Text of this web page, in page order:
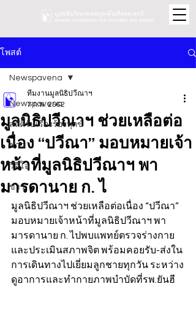
โพสต์
Newspavena
สถิติรับเรื่องร้องทุกข์
ข่าว
วิดีโอ
ข่าว
Newspavena
มูลนิธิปวีณาฯ ช่วยเหลือต่อ
เนื่อง “ปวีณา” มอบหมายเจ้า
หน้าที่มูลนิธิปวีณาฯ พา
มารดานาย ก. ไ
ทีมงานมูลนิธิปวีณาฯ
7 ก.พ. 2562
มูลนิธิปวีณาฯ ช่วยเหลือต่อเนื่อง “ปวีณา”
มอบหมายเจ้าหน้าที่มูลนิธิปวีณาฯ พา
มารดานาย ก. ไปพบแพทย์ตรวจร่างกาย
และประเมินสภาพจิต พร้อมคอยรับ-ส่งใน
การเดินทางไปเยี่ยมลูกชายทุกวัน ระหว่าง
ดูอาการและทำกายภาพบำบัดที่รพ.ยันฮี